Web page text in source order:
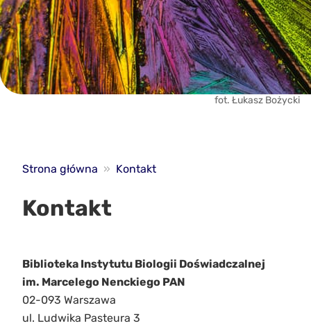
fot. Łukasz Bożycki
Strona główna » Kontakt
Kontakt
Biblioteka Instytutu Biologii Doświadczalnej
im. Marcelego Nenckiego PAN
02-093 Warszawa
ul. Ludwika Pasteura 3